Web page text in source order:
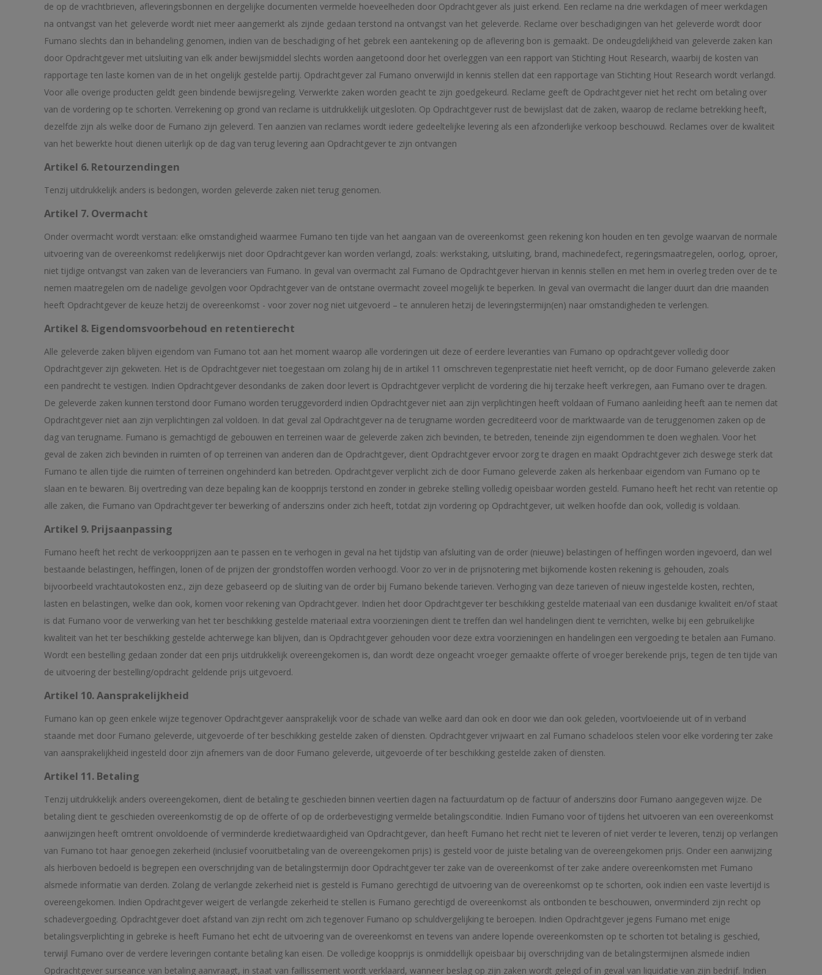
de op de vrachtbrieven, afleveringsbonnen en dergelijke documenten vermelde hoeveelheden door Opdrachtgever als juist erkend. Een reclame na drie werkdagen of meer werkdagen
na ontvangst van het geleverde wordt niet meer aangemerkt als zijnde gedaan terstond na ontvangst van het geleverde. Reclame over beschadigingen van het geleverde wordt door
Fumano slechts dan in behandeling genomen, indien van de beschadiging of het gebrek een aantekening op de aflevering bon is gemaakt. De ondeugdelijkheid van geleverde zaken kan
door Opdrachtgever met uitsluiting van elk ander bewijsmiddel slechts worden aangetoond door het overleggen van een rapport van Stichting Hout Research, waarbij de kosten van
rapportage ten laste komen van de in het ongelijk gestelde partij. Opdrachtgever zal Fumano onverwijld in kennis stellen dat een rapportage van Stichting Hout Research wordt verlangd.
Voor alle overige producten geldt geen bindende bewijsregeling. Verwerkte zaken worden geacht te zijn goedgekeurd. Reclame geeft de Opdrachtgever niet het recht om betaling over
van de vordering op te schorten. Verrekening op grond van reclame is uitdrukkelijk uitgesloten. Op Opdrachtgever rust de bewijslast dat de zaken, waarop de reclame betrekking heeft,
dezelfde zijn als welke door de Fumano zijn geleverd. Ten aanzien van reclames wordt iedere gedeeltelijke levering als een afzonderlijke verkoop beschouwd. Reclames over de kwaliteit
van het bewerkte hout dienen uiterlijk op de dag van terug levering aan Opdrachtgever te zijn ontvangen
Artikel 6. Retourzendingen
Tenzij uitdrukkelijk anders is bedongen, worden geleverde zaken niet terug genomen.
Artikel 7. Overmacht
Onder overmacht wordt verstaan: elke omstandigheid waarmee Fumano ten tijde van het aangaan van de overeenkomst geen rekening kon houden en ten gevolge waarvan de normale
uitvoering van de overeenkomst redelijkerwijs niet door Opdrachtgever kan worden verlangd, zoals: werkstaking, uitsluiting, brand, machinedefect, regeringsmaatregelen, oorlog, oproer,
niet tijdige ontvangst van zaken van de leveranciers van Fumano. In geval van overmacht zal Fumano de Opdrachtgever hiervan in kennis stellen en met hem in overleg treden over de te
nemen maatregelen om de nadelige gevolgen voor Opdrachtgever van de ontstane overmacht zoveel mogelijk te beperken. In geval van overmacht die langer duurt dan drie maanden
heeft Opdrachtgever de keuze hetzij de overeenkomst - voor zover nog niet uitgevoerd – te annuleren hetzij de leveringstermijn(en) naar omstandigheden te verlengen.
Artikel 8. Eigendomsvoorbehoud en retentierecht
Alle geleverde zaken blijven eigendom van Fumano tot aan het moment waarop alle vorderingen uit deze of eerdere leveranties van Fumano op opdrachtgever volledig door
Opdrachtgever zijn gekweten. Het is de Opdrachtgever niet toegestaan om zolang hij de in artikel 11 omschreven tegenprestatie niet heeft verricht, op de door Fumano geleverde zaken
een pandrecht te vestigen. Indien Opdrachtgever desondanks de zaken door levert is Opdrachtgever verplicht de vordering die hij terzake heeft verkregen, aan Fumano over te dragen.
De geleverde zaken kunnen terstond door Fumano worden teruggevorderd indien Opdrachtgever niet aan zijn verplichtingen heeft voldaan of Fumano aanleiding heeft aan te nemen dat
Opdrachtgever niet aan zijn verplichtingen zal voldoen. In dat geval zal Opdrachtgever na de terugname worden gecrediteerd voor de marktwaarde van de teruggenomen zaken op de
dag van terugname. Fumano is gemachtigd de gebouwen en terreinen waar de geleverde zaken zich bevinden, te betreden, teneinde zijn eigendommen te doen weghalen. Voor het
geval de zaken zich bevinden in ruimten of op terreinen van anderen dan de Opdrachtgever, dient Opdrachtgever ervoor zorg te dragen en maakt Opdrachtgever zich deswege sterk dat
Fumano te allen tijde die ruimten of terreinen ongehinderd kan betreden. Opdrachtgever verplicht zich de door Fumano geleverde zaken als herkenbaar eigendom van Fumano op te
slaan en te bewaren. Bij overtreding van deze bepaling kan de koopprijs terstond en zonder in gebreke stelling volledig opeisbaar worden gesteld. Fumano heeft het recht van retentie op
alle zaken, die Fumano van Opdrachtgever ter bewerking of anderszins onder zich heeft, totdat zijn vordering op Opdrachtgever, uit welken hoofde dan ook, volledig is voldaan.
Artikel 9. Prijsaanpassing
Fumano heeft het recht de verkoopprijzen aan te passen en te verhogen in geval na het tijdstip van afsluiting van de order (nieuwe) belastingen of heffingen worden ingevoerd, dan wel
bestaande belastingen, heffingen, lonen of de prijzen der grondstoffen worden verhoogd. Voor zo ver in de prijsnotering met bijkomende kosten rekening is gehouden, zoals
bijvoorbeeld vrachtautokosten enz., zijn deze gebaseerd op de sluiting van de order bij Fumano bekende tarieven. Verhoging van deze tarieven of nieuw ingestelde kosten, rechten,
lasten en belastingen, welke dan ook, komen voor rekening van Opdrachtgever. Indien het door Opdrachtgever ter beschikking gestelde materiaal van een dusdanige kwaliteit en/of staat
is dat Fumano voor de verwerking van het ter beschikking gestelde materiaal extra voorzieningen dient te treffen dan wel handelingen dient te verrichten, welke bij een gebruikelijke
kwaliteit van het ter beschikking gestelde achterwege kan blijven, dan is Opdrachtgever gehouden voor deze extra voorzieningen en handelingen een vergoeding te betalen aan Fumano.
Wordt een bestelling gedaan zonder dat een prijs uitdrukkelijk overeengekomen is, dan wordt deze ongeacht vroeger gemaakte offerte of vroeger berekende prijs, tegen de ten tijde van
de uitvoering der bestelling/opdracht geldende prijs uitgevoerd.
Artikel 10. Aansprakelijkheid
Fumano kan op geen enkele wijze tegenover Opdrachtgever aansprakelijk voor de schade van welke aard dan ook en door wie dan ook geleden, voortvloeiende uit of in verband
staande met door Fumano geleverde, uitgevoerde of ter beschikking gestelde zaken of diensten. Opdrachtgever vrijwaart en zal Fumano schadeloos stelen voor elke vordering ter zake
van aansprakelijkheid ingesteld door zijn afnemers van de door Fumano geleverde, uitgevoerde of ter beschikking gestelde zaken of diensten.
Artikel 11. Betaling
Tenzij uitdrukkelijk anders overeengekomen, dient de betaling te geschieden binnen veertien dagen na factuurdatum op de factuur of anderszins door Fumano aangegeven wijze. De
betaling dient te geschieden overeenkomstig de op de offerte of op de orderbevestiging vermelde betalingsconditie. Indien Fumano voor of tijdens het uitvoeren van een overeenkomst
aanwijzingen heeft omtrent onvoldoende of verminderde kredietwaardigheid van Opdrachtgever, dan heeft Fumano het recht niet te leveren of niet verder te leveren, tenzij op verlangen
van Fumano tot haar genoegen zekerheid (inclusief vooruitbetaling van de overeengekomen prijs) is gesteld voor de juiste betaling van de overeengekomen prijs. Onder een aanwijzing
als hierboven bedoeld is begrepen een overschrijding van de betalingstermijn door Opdrachtgever ter zake van de overeenkomst of ter zake andere overeenkomsten met Fumano
alsmede informatie van derden. Zolang de verlangde zekerheid niet is gesteld is Fumano gerechtigd de uitvoering van de overeenkomst op te schorten, ook indien een vaste levertijd is
overeengekomen. Indien Opdrachtgever weigert de verlangde zekerheid te stellen is Fumano gerechtigd de overeenkomst als ontbonden te beschouwen, onverminderd zijn recht op
schadevergoeding. Opdrachtgever doet afstand van zijn recht om zich tegenover Fumano op schuldvergelijking te beroepen. Indien Opdrachtgever jegens Fumano met enige
betalingsverplichting in gebreke is heeft Fumano het echt de uitvoering van de overeenkomst en tevens van andere lopende overeenkomsten op te schorten tot betaling is geschied,
terwijl Fumano over de verdere leveringen contante betaling kan eisen. De volledige koopprijs is onmiddellijk opeisbaar bij overschrijding van de betalingstermijnen alsmede indien
Opdrachtgever surseance van betaling aanvraagt, in staat van faillissement wordt verklaard, wanneer beslag op zijn zaken wordt gelegd of in geval van liquidatie van zijn bedrijf. Indien